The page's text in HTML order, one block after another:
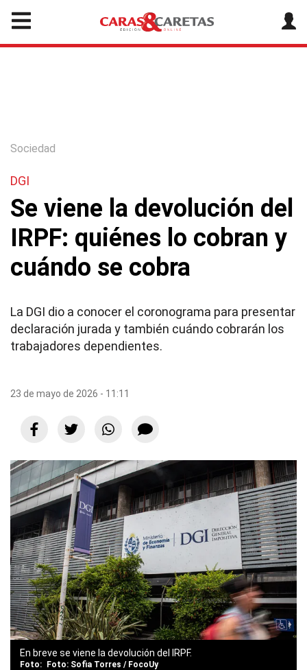
Sociedad
DGI
Se viene la devolución del
IRPF: quiénes lo cobran y
cuándo se cobra
La DGI dio a conocer el coronograma para presentar
declaración jurada y también cuándo cobrarán los
trabajadores dependientes.
23 de mayo de 2026 - 11:11
En breve se viene la devolución del IRPF.
Foto: Sofia Torres / FocoUy